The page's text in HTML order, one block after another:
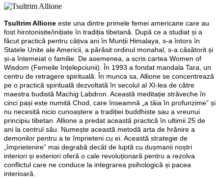
Tsultrim Allione este una dintre primele femei americane care au
fost hirotonisite/inițiate în tradiția tibetană. După ce a studiat și a
făcut practică pentru câțiva ani în Munții Himalaya, s-a întors în
Statele Unite ale Americii, a părăsit ordinul monahal, s-a căsătorit și
și-a întemeiat o familie. De asemenea, a scris cartea Women of
Wisdom (Femeile înțelepciunii). În 1993 a fondat mandala Tara, un
centru de retragere spirituală. În munca sa, Allione se concentrează
pe o practică spirituală dezvoltată în secolul al XI-lea de către
maestra budistă Machig Labdron. Această meditație străveche în
cinci pași este numită Chod, care înseamnă „a tăia în profunzime” și
nu necesită nicio cunoaștere a tradiției buddhiste sau a vreunui
principiu tibetan. Allione a predat această practică în ultimii 25 de
ani la centrul său. Numește această metodă arta de hrănire a
demonilor pentru a te împrieteni cu ei. Această strategie de
„împrietenire” mai degrabă decât de luptă cu dușmanii noștri
interiori și exteriori oferă o cale revoluționară pentru a rezolva
conflictul care ne conduce la integrarea psihologică și pacea
interioară.